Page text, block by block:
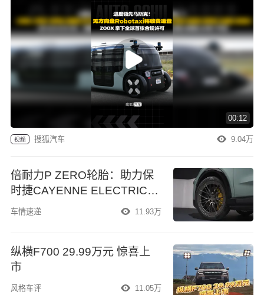
00:12
视频 搜狐汽车 9.04万
倍耐力P ZERO轮胎：助力保
时捷CAYENNE ELECTRIC创
纪录加速表现
车情速递 11.93万
纵横F700 29.99万元 惊喜上
市
风格车评 11.05万